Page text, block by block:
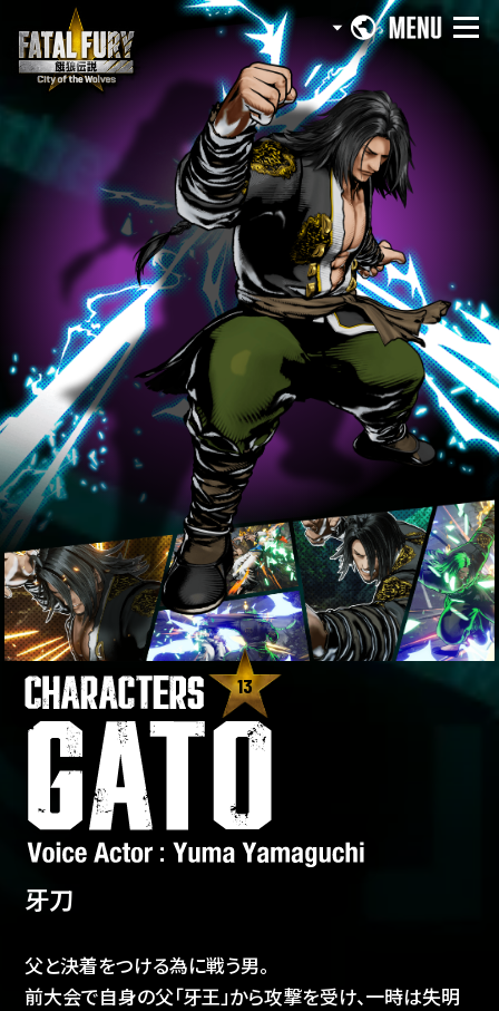
13
牙刀
父と決着をつける為に戦う男。
前大会で自身の父「牙王」から攻撃を受け、一時は失明